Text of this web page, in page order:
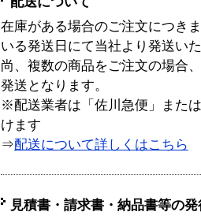
在庫がある場合のご注文につき
いる発送日にて当社より発送い
尚、複数の商品をご注文の場合
発送となります。
※配送業者は「佐川急便」また
けます
⇒配送について詳しくはこちら
見積書・請求書・納品書等の